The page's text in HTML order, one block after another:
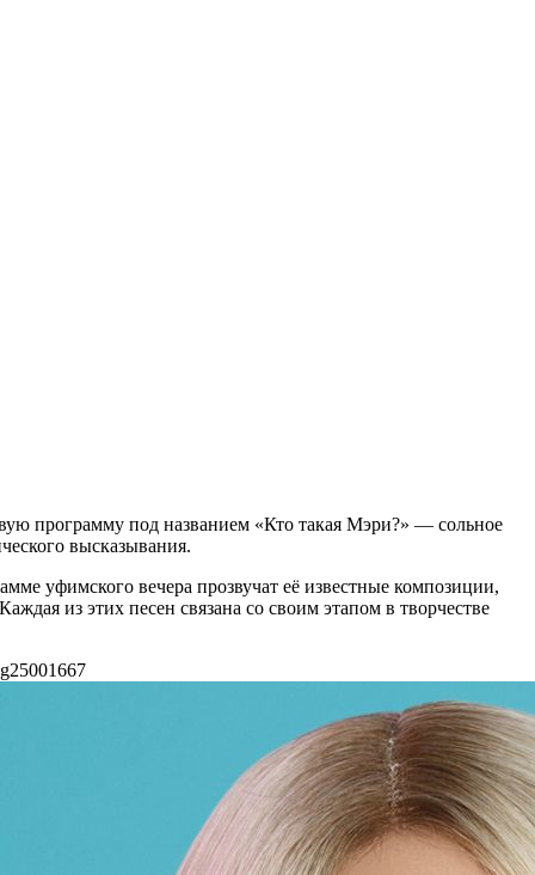
программу под названием «Кто такая Мэри?» — сольное
высказывания.
уфимского вечера прозвучат её известные композиции,
из этих песен связана со своим этапом в творчестве
25001667